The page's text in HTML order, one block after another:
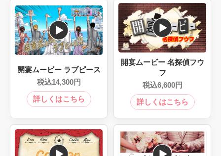
開宴ムービー ラブピース
14,300
開宴ムービー 名探偵フウ
フ
6,600